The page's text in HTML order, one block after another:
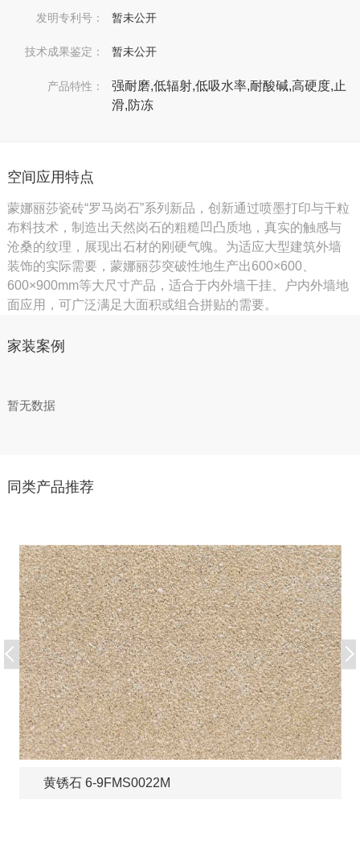
发明专利号： 暂未公开
技术成果鉴定： 暂未公开
产品特性：
强耐磨,低辐射,低吸水率,耐酸碱,高硬度,止
滑,防冻
空间应用特点
蒙娜丽莎瓷砖“罗马岗石”系列新品，创新通过喷墨打印与干粒
布料技术，制造出天然岗石的粗糙凹凸质地，真实的触感与
沧桑的纹理，展现出石材的刚硬气魄。为适应大型建筑外墙
装饰的实际需要，蒙娜丽莎突破性地生产出600×600、
600×900mm等大尺寸产品，适合于内外墙干挂、户内外墙地
面应用，可广泛满足大面积或组合拼贴的需要。
家装案例
暂无数据
同类产品推荐
黄锈石 6-9FMS0022M